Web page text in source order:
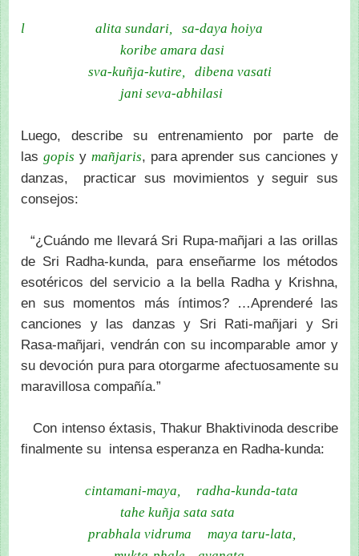
l alita sundari, sa-daya hoiya
koribe amara dasi
sva-kuñja-kutire, dibena vasati
jani seva-abhilasi
Luego, describe su entrenamiento por parte de
las gopis y mañjaris, para aprender sus canciones y
danzas, practicar sus movimientos y seguir sus
consejos:
“¿Cuándo me llevará Sri Rupa-mañjari a las orillas
de Sri Radha-kunda, para enseñarme los métodos
esotéricos del servicio a la bella Radha y Krishna,
en sus momentos más íntimos? …Aprenderé las
canciones y las danzas y Sri Rati-mañjari y Sri
Rasa-mañjari, vendrán con su incomparable amor y
su devoción pura para otorgarme afectuosamente su
maravillosa compañía.”
Con intenso éxtasis, Thakur Bhaktivinoda describe
finalmente su intensa esperanza en Radha-kunda:
cintamani-maya, radha-kunda-tata
tahe kuñja sata sata
prabhala vidruma maya taru-lata,